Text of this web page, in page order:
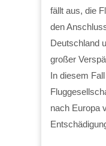
fällt aus, die
den
Deutschland
großer
In diesem
nach Europa